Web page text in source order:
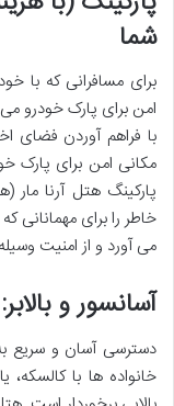
شما
برای مسافرانی که با
امن برای پارک خودرو می
با فراهم آوردن فضای
مکانی امن برای پارک
پارکینگ هتل آرنا
خاطر را برای
می آورد و از امنیت
آسانسور و
دسترسی آسان و سریع
خانواده ها با